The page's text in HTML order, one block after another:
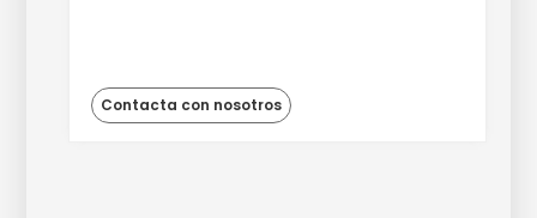
Contacta con nosotros